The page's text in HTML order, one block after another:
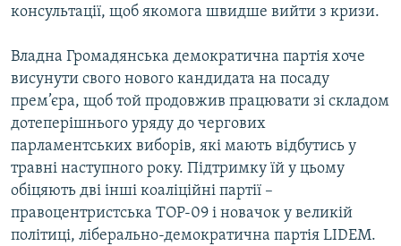
консультації, щоб якомога швидше вийти з кризи.
Владна Громадянська демократична партія хоче
висунути свого нового кандидата на посаду
прем’єра, щоб той продовжив працювати зі складом
дотеперішнього уряду до чергових
парламентських виборів, які мають відбутись у
травні наступного року. Підтримку їй у цьому
обіцяють дві інші коаліційні партії –
правоцентристська ТОР-09 і новачок у великій
політиці, ліберально-демократична партія LIDEM.